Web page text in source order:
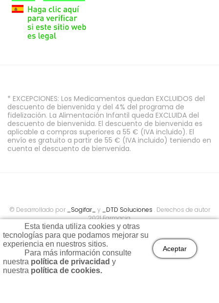
Esta tienda utiliza cookies y otras
tecnologías para que podamos mejorar su
experiencia en nuestros sitios.
Para más información consulte
nuestra política de privacidad y
nuestra política de cookies.
Aceptar
* EXCEPCIONES: Los Medicamentos quedan EXCLUIDOS del
descuento de bienvenida y del 4% del programa de
fidelización. La Alimentación Infantil queda EXCLUIDA del
descuento de bienvenida. El descuento de bienvenida es
aplicable a compras superiores a 55 € (IVA incluido). El
envío es gratuito a partir de 55 € (IVA incluido) teniendo en
cuenta el descuento de bienvenida.
© Desarrollado por _Sogifar_ y _DTD Soluciones . Derechos de autor
2021 Farmacia.